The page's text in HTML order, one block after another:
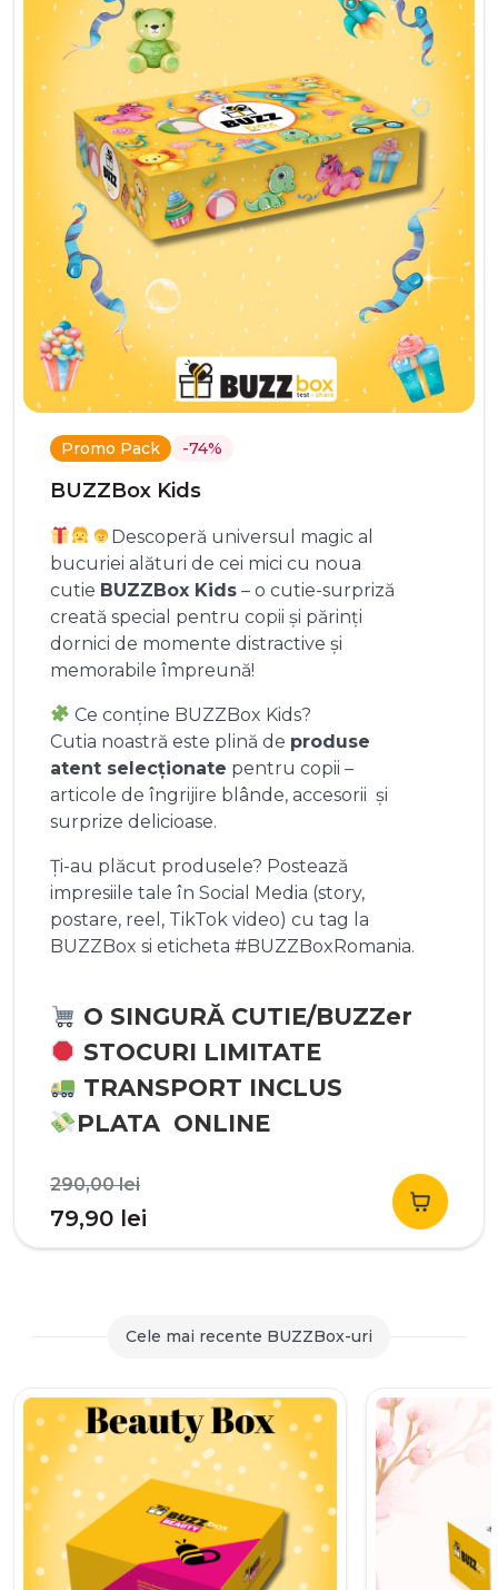
Promo Pack -74%
BUZZBox Kids
Descoperă universul magic al
bucuriei alături de cei mici cu noua
cutie BUZZBox Kids – o cutie-surpriză
creată special pentru copii și părinți
dornici de momente distractive și
memorabile împreună!
Ce conține BUZZBox Kids?
Cutia noastră este plină de produse
atent selecționate pentru copii –
articole de îngrijire blânde, accesorii și
surprize delicioase.
Ți-au plăcut produsele? Postează
impresiile tale în Social Media (story,
postare, reel, TikTok video) cu tag la
BUZZBox si eticheta #BUZZBoxRomania.
O SINGURĂ CUTIE/BUZZer
STOCURI LIMITATE
TRANSPORT INCLUS
PLATA ONLINE
290,00leiPrețul
inițial
a
290,00 lei.
79,90 lei
curent
79,90 lei.
Cele mai recente BUZZBox-uri